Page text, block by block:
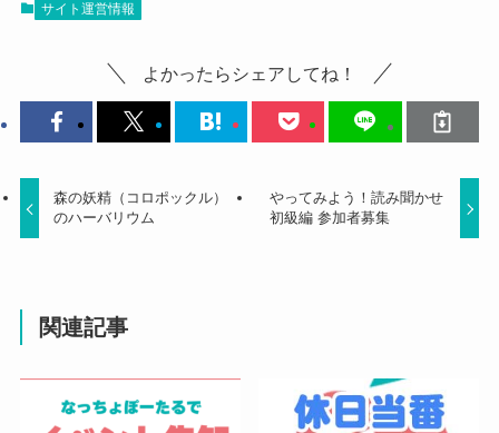
サイト運営情報
よかったらシェアしてね！
森の妖精（コロポックル）
のハーバリウム
やってみよう！読み聞かせ
初級編 参加者募集
関連記事